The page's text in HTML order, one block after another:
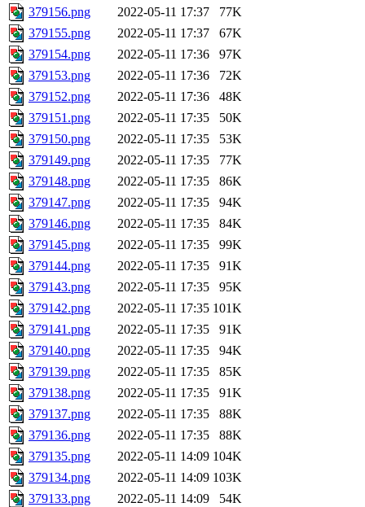
379156.png
2022-05-11 17:37
77K
379155.png
2022-05-11 17:37
67K
379154.png
2022-05-11 17:36
97K
379153.png
2022-05-11 17:36
72K
379152.png
2022-05-11 17:36
48K
379151.png
2022-05-11 17:35
50K
379150.png
2022-05-11 17:35
53K
379149.png
2022-05-11 17:35
77K
379148.png
2022-05-11 17:35
86K
379147.png
2022-05-11 17:35
94K
379146.png
2022-05-11 17:35
84K
379145.png
2022-05-11 17:35
99K
379144.png
2022-05-11 17:35
91K
379143.png
2022-05-11 17:35
95K
379142.png
2022-05-11 17:35 101K
379141.png
2022-05-11 17:35
91K
379140.png
2022-05-11 17:35
94K
379139.png
2022-05-11 17:35
85K
379138.png
2022-05-11 17:35
91K
379137.png
2022-05-11 17:35
88K
379136.png
2022-05-11 17:35
88K
379135.png
2022-05-11 14:09 104K
379134.png
2022-05-11 14:09 103K
379133.png
2022-05-11 14:09
54K